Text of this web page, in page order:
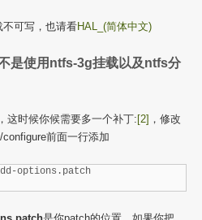
可写，也请看HAL_(简体中文)
是使用ntfs-3g挂载以及ntfs分
这时候你候需要多一个补丁: [2] ，修改
前面一行添加